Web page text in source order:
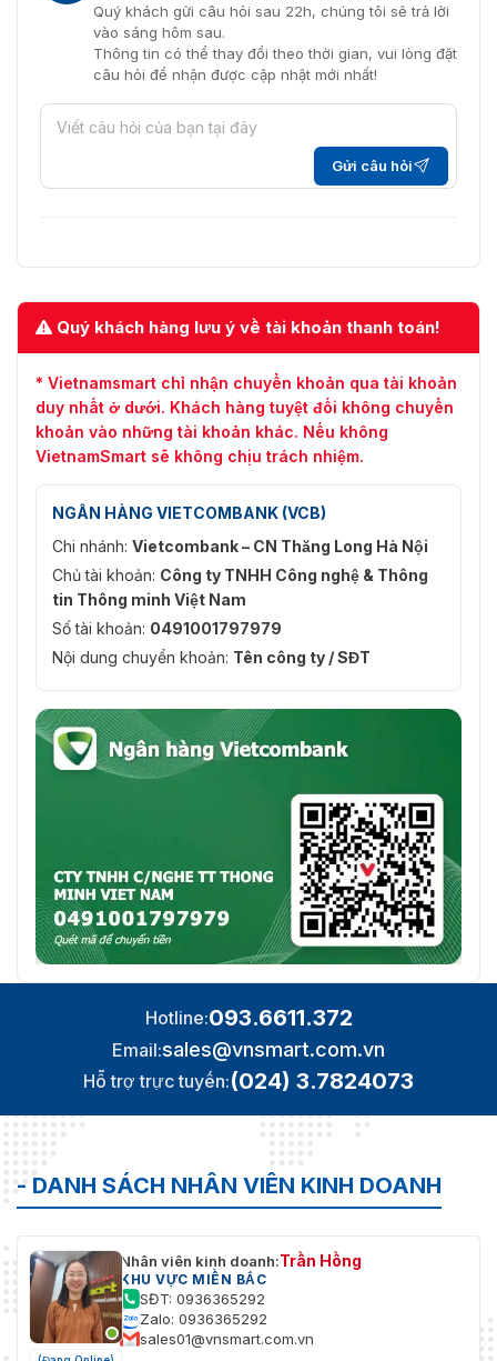
Quý khách gửi câu hỏi sau 22h, chúng tôi sẽ trả lời
vào sáng hôm sau.
Thông tin có thể thay đổi theo thời gian, vui lòng đặt
câu hỏi để nhận được cập nhật mới nhất!
Gửi câu hỏi
Quý khách hàng lưu ý về tài khoản thanh toán!
* Vietnamsmart chỉ nhận chuyển khoản qua tài khoản
duy nhất ở dưới. Khách hàng tuyệt đối không chuyển
khoản vào những tài khoản khác. Nếu không
VietnamSmart sẽ không chịu trách nhiệm.
NGÂN HÀNG VIETCOMBANK (VCB)
Chi nhánh: Vietcombank – CN Thăng Long Hà Nội
Chủ tài khoản: Công ty TNHH Công nghệ & Thông
tin Thông minh Việt Nam
Số tài khoản: 0491001797979
Nội dung chuyển khoản: Tên công ty / SĐT
Hotline:093.6611.372
Email:sales@vnsmart.com.vn
Hỗ trợ trực tuyến:(024) 3.7824073
- DANH SÁCH NHÂN VIÊN KINH DOANH
Nhân viên kinh doanh:Trần Hồng
KHU VỰC MIỀN BẮC
SĐT: 0936365292
Zalo: 0936365292
sales01@vnsmart.com.vn